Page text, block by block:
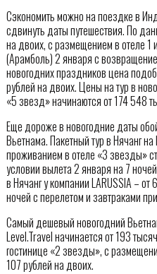
Сэкономить можно на поездке в
сдвинуть даты путешествия. По
на двоих, с размещением в отеле 1
(Арамболь) 2 января с
новогодних праздников цена
рублей на двоих. Цены на тур в
«5 звезд» начинаются от 174 548
Еще дороже в новогодние даты
Вьетнама. Пакетный тур в Нячанг
проживанием в отеле «3 звезды»
условии вылета 2 января на 7
в Нячанг у компании LARUSSIA –
ночей с перелетом и завтраками
Самый дешевый новогодний
Level.Travel начинается от 193
гостинице «2 звезды», с
107 рублей на двоих.